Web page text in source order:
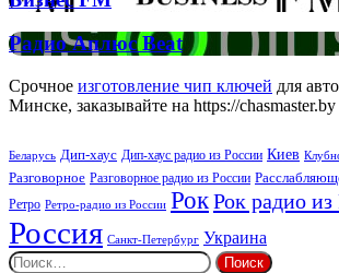
Радио
Аплюс
Beat
Радио Аплюс Beat
Срочное изготовление чип ключей для
Минске, заказывайте на https://chasmaster.by
Беларусь Дип-хаус Дип-хаус радио из России Киев
Разговорное Разговорное радио из России
Ретро Ретро-радио из России РокРок радио
Россия Санкт-Петербург Украина
Найти: